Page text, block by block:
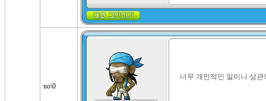
no\0
너무 개인적인 일이니 상